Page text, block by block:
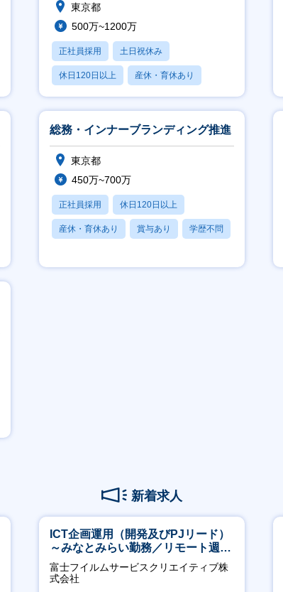
東京都
500万~1200万
正社員採用 土日祝休み
休日120日以上 産休・育休あり
賞与あり
総務・インナーブランディング推進
東京都
450万~700万
正社員採用 休日120日以上
産休・育休あり 賞与あり 学歴不問
新着求人
ICT企画運用（開発及びPJリード）
～みなとみらい勤務／リモート週
2OK／業務改善～
富士フイルムサービスクリエイティブ株
式会社